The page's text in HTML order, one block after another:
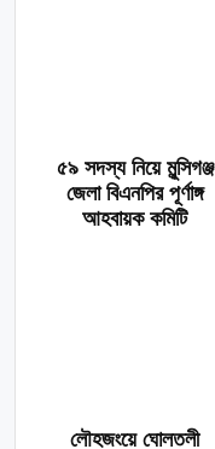
৫৯ সদস্য নিয়ে মুন্সিগঞ্জ
জেলা বিএনপির পূর্ণাঙ্গ
আহবায়ক কমিটি
লৌহজংয়ে ঘোলতলী